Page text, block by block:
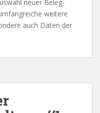
neuer Beleg-
weitere
auch Daten der